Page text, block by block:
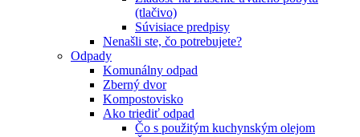
(tlačivo)
Súvisiace predpisy
Nenašli ste, čo potrebujete?
Odpady
Komunálny odpad
Zberný dvor
Kompostovisko
Ako triediť odpad
Čo s použitým kuchynským olejom